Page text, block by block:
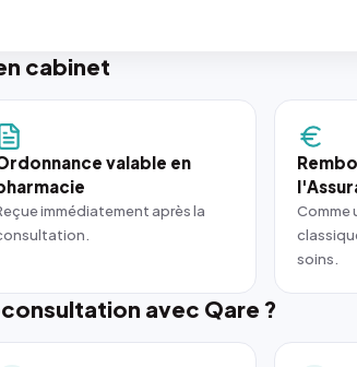
cabinet
valable en
immédiatement après la
Comme
soins.
avec Qare ?